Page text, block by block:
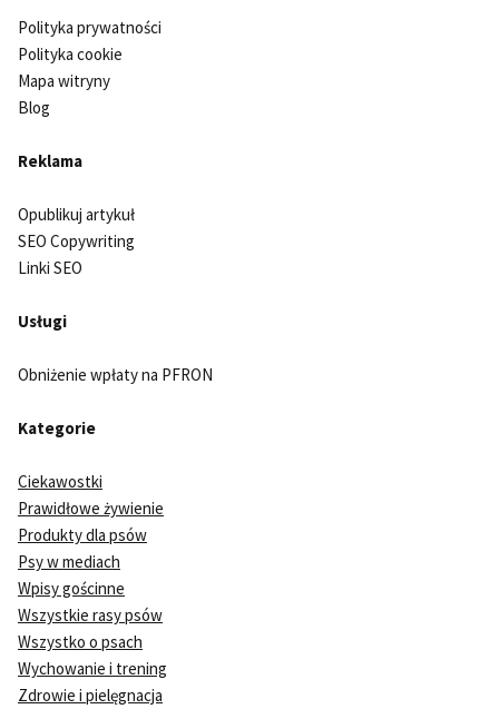
Polityka prywatności
Polityka cookie
Mapa witryny
Blog
Reklama
Opublikuj artykuł
SEO Copywriting
Linki SEO
Usługi
Obniżenie wpłaty na PFRON
Kategorie
Ciekawostki
Prawidłowe żywienie
Produkty dla psów
Psy w mediach
Wpisy gościnne
Wszystkie rasy psów
Wszystko o psach
Wychowanie i trening
Zdrowie i pielęgnacja